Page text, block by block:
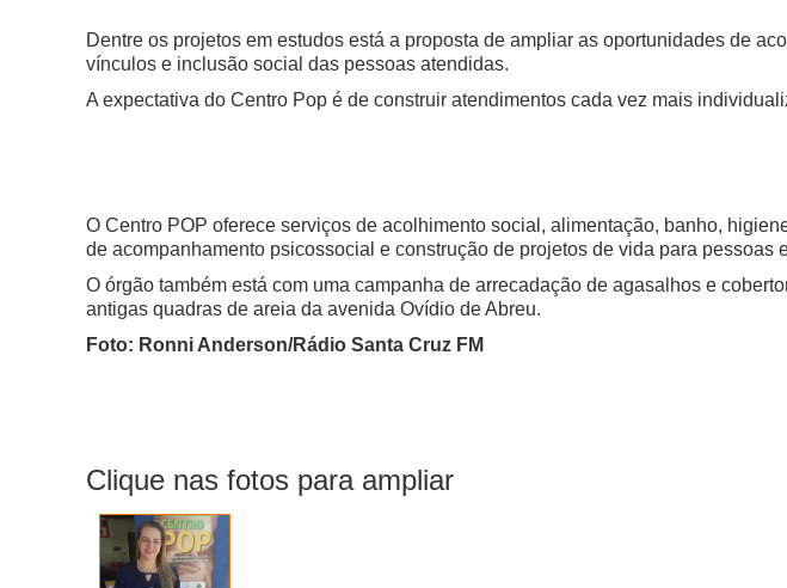
Dentre os projetos em estudos está a proposta de ampliar as oportunidades de
vínculos e inclusão social das pessoas atendidas.
A expectativa do Centro Pop é de construir atendimentos cada vez mais
O Centro POP oferece serviços de acolhimento social, alimentação, banho,
de acompanhamento psicossocial e construção de projetos de vida para pessoas
O órgão também está com uma campanha de arrecadação de agasalhos e
antigas quadras de areia da avenida Ovídio de Abreu.
Foto: Ronni Anderson/Rádio Santa Cruz FM
Clique nas fotos para ampliar